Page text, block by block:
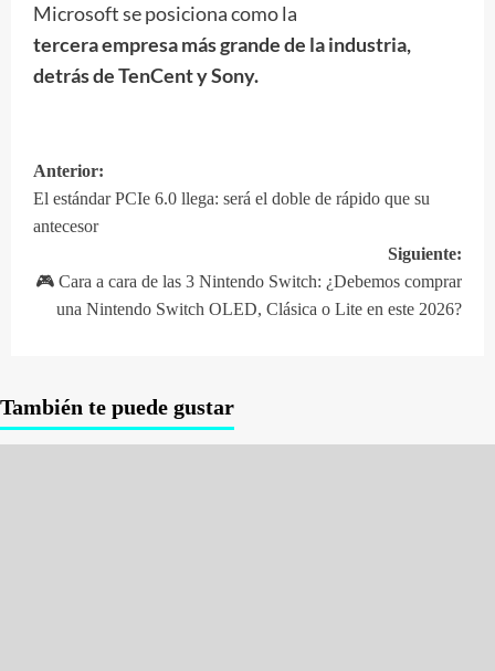
Microsoft se posiciona como la
tercera empresa más grande de la industria,
detrás de TenCent y Sony.
Navegación
de
Anterior:
El estándar PCIe 6.0 llega: será el doble de rápido que su
antecesor
Siguiente:
🎮 Cara a cara de las 3 Nintendo Switch: ¿Debemos comprar
una Nintendo Switch OLED, Clásica o Lite en este 2026?
También te puede gustar